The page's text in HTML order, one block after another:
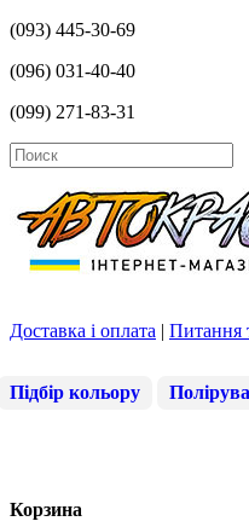
(093) 445-30-69
(096) 031-40-40
(099) 271-83-31
Доставка і оплата | Питання
Підбір кольору
Корзина